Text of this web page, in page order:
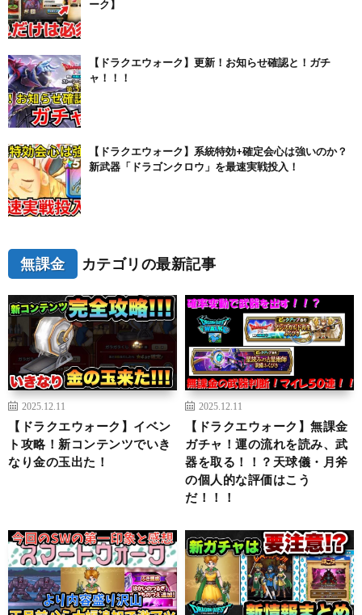
ーク】
【ドラクエウォーク】更新！お知らせ確認と！ガチ
ャ！！！
【ドラクエウォーク】系統特効+確定会心は強いのか？
新武器「ドラゴンクロウ」を最速実戦投入！
無課金 カテゴリの最新記事
2025.12.11
【ドラクエウォーク】イベン
ト攻略！新コンテンツでいき
なり金の玉出た！
2025.12.11
【ドラクエウォーク】無課金
ガチャ！運の流れを読み、武
器を取る！！？天球儀・月斧
の個人的な評価はこう
だ！！！